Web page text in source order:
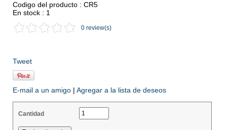
Codigo del producto : CR5
En stock : 1
0 review(s)
Tweet
E-mail a un amigo | Agregar a la lista de deseos
Cantidad